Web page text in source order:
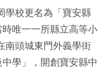
學校更名為「寶安縣
唯一一所縣立高等小
南頭城東門外義學街
學」，開創寶安縣中